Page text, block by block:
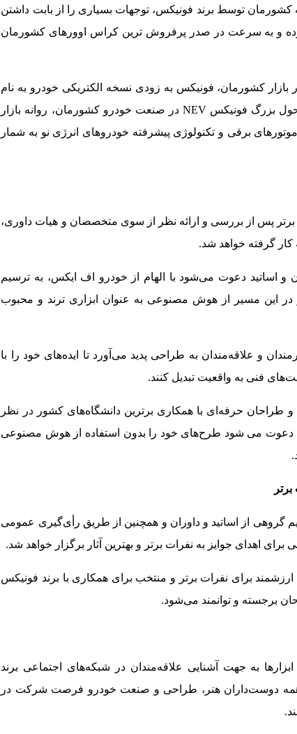
کشورمان توسط برند فونیکس، توجهات بسیاری را از بابت داشتن
و به سرعت در صدر پرفروش ترین کراس اوورهای کشورمان
کشورمان، فونیکس به زودی نسخه الکتریکی خودرو به نام
اف‌ایکس برقی را نیز به عنوان بخشی از تحول بزرگ فونیکس NEV در صنعت خودرو کشورمان، روانه بازار
برقی و تکنولوژی پیشرفته خودروهای انرژی نو به شمار
برتر پس از بررسی و ارائه نظر از سوی متخصصان و هیات داوری،
گرفته خواهد شد.
و اساتید دعوت می‌شود با الهام از خودرو اف ایکس، به ترسیم
و در این مسیر از هوش مصنوعی به عنوان ابزاری ترند و محبوب
و علاقه‌مندان به طراحی پدید می‌آورد تا ایده‌های خود را با
فنی به واقعیت تبدیل کنند.
و طراحان حرفه‌ای با همکاری برترین دانشگاه‌های کشور در نظر
دعوت می شود طرح‌های خود را بدون استفاده از هوش مصنوعی
گروهی از اساتید و داوران و همچنین از طریق رأی‌گیری عمومی
برای اهدای جوایز به نفرات برتر و بهترین آثار برگزار خواهد شد.
برای نفرات برتر و منتخب برای همکاری با برند فونیکس
برجسته و توانمند می‌شود.
به جهت آشنایی علاقه‌مندان در شبکه‌های اجتماعی برند
همه دوست‌داران هنر، طراحی و صنعت خودرو فرصت شرکت در